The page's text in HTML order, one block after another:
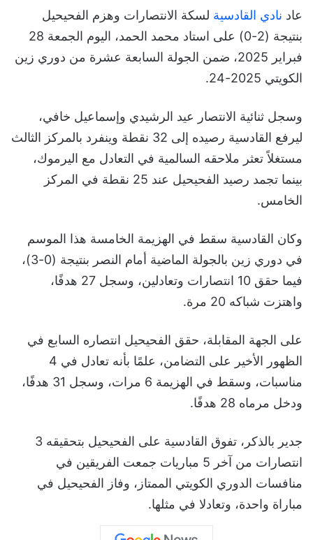
عاد نادي القادسية لسكة الانتصارات وهزم الفحيحيل
بنتيجة (2-0) على استاد محمد الحمد، اليوم الجمعة 28
فبراير 2025، ضمن الجولة السابعة عشرة من دوري زين
الكويتي 2025-24.
وسجل ثنائية الانتصار عيد الرشيدي وإسماعيل خافي،
ليرفع القادسية رصيده إلى 32 نقطة وينفرد بالمركز الثالث
مستغلاً تعثر ملاحقه السالمية في التعادل مع اليرموك،
بينما تجمد رصيد الفحيحيل عند 25 نقطة في المركز
الخامس.
وكان القادسية سقط في الهزيمة الخامسة هذا الموسم
في دوري زين بالجولة الماضية أمام النصر بنتيجة (0-3)،
فيما حقق 10 انتصارات وتعادلين، وسجل 27 هدفًا،
واهتزت شباكه 20 مرة.
على الجهة المقابلة، حقق الفحيحيل انتصاره السابع في
الظهور الأخير على التضامن، علمًا بأنه تعادل في 4
مناسبات، وسقط في الهزيمة 6 مرات، وسجل 31 هدفًا،
ودخل مرماه 28 هدفًا.
جدير بالذكر، تفوق القادسية على الفحيحيل بتحقيقه 3
انتصارات من آخر 5 مباريات جمعت الفريقين في
منافسات الدوري الكويتي الممتاز، وفاز الفحيحيل في
مباراة واحدة، وتعادلا في مثلها.